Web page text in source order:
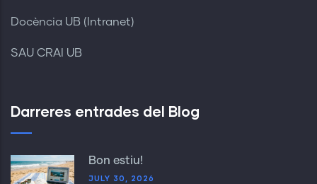
Docència UB (Intranet)
SAU CRAI UB
Darreres entrades del Blog
Bon estiu!
JULY 30, 2026